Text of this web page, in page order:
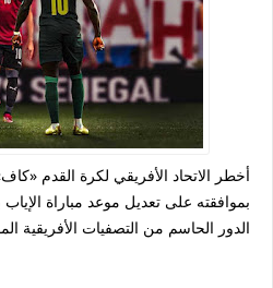
أخطر الاتحاد الأفريقي لكرة القدم
بموافقته على تعديل موعد مباراة
الدور الحاسم من التصفيات الأفريقية